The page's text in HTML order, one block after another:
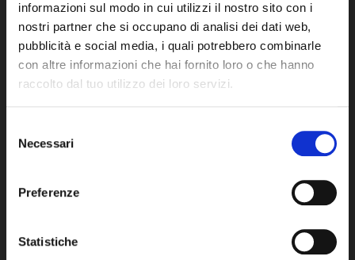
informazioni sul modo in cui utilizzi il nostro sito con i
nostri partner che si occupano di analisi dei dati web,
pubblicità e social media, i quali potrebbero combinarle
con altre informazioni che hai fornito loro o che hanno
raccolto dal tuo utilizzo dei loro servizi.
delNecessari
Preferenze
Statistiche
Maps Group